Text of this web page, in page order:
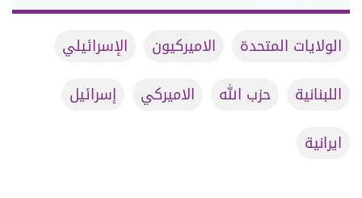
الولايات المتحدة الاميركيون
الإسرائيلي
اللبنانية
حزب الله الاميركي
إسرائيل
ايرانية